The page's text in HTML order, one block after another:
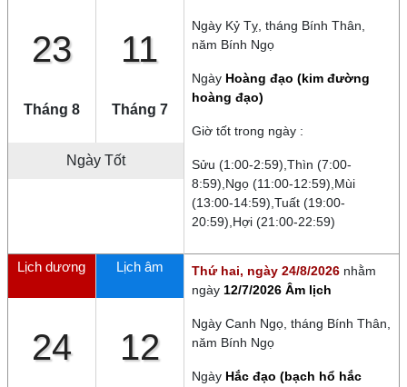
23
Tháng 8
11
Tháng 7
Ngày Tốt
Ngày Kỷ Tỵ , tháng Bính Thân
năm Bính Ngọ
Ngày Hoàng đạo (kim đường
hoàng đạo)
Giờ tốt trong ngày :
Sửu (1:00-2:59),Thìn (7:00-
8:59),Ngọ (11:00-12:59),Mùi
(13:00-14:59),Tuất (19:00-
20:59),Hợi (21:00-22:59)
Lịch dương
24
Lịch âm
12
Thứ hai, ngày 24/8/2026 nhằm
ngày 12/7/2026 Âm lịch
Ngày Canh Ngọ , tháng Bính Thân
năm Bính Ngọ
Ngày Hắc đạo (bạch hổ hắc